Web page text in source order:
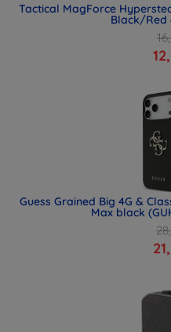
Tactical MagForce
Black/Red
Guess Grained Big 4G &
Max black